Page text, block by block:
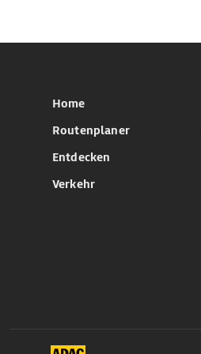
Home
Routenplaner
Entdecken
Verkehr